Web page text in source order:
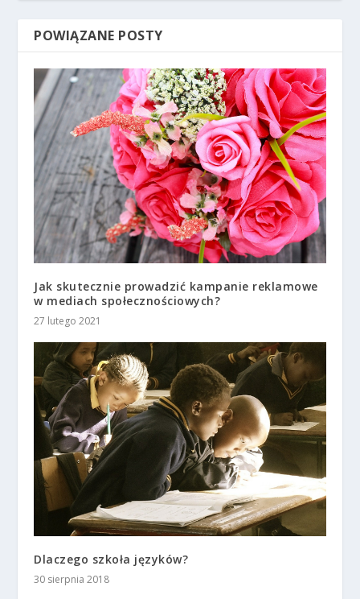
POWIĄZANE POSTY
Jak skutecznie prowadzić kampanie reklamowe
w mediach społecznościowych?
27 lutego 2021
Dlaczego szkoła języków?
30 sierpnia 2018